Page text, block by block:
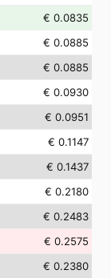
€ 0.0835
€ 0.0885
€ 0.0885
€ 0.0930
€ 0.0951
€ 0.1147
€ 0.1437
€ 0.2180
€ 0.2483
€ 0.2575
€ 0.2380